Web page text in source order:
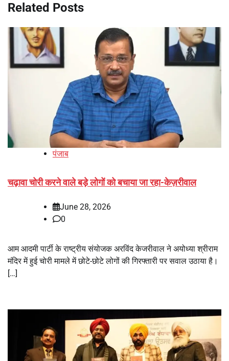
Related Posts
पंजाब
चढ़ावा चोरी करने वाले बड़े लोगों को बचाया जा रहा-केज़रीवाल
June 28, 2026
0
आम आदमी पार्टी के राष्ट्रीय संयोजक अरविंद केजरीवाल ने अयोध्या श्रीराम
मंदिर में हुई चोरी मामले में छोटे-छोटे लोगों की गिरफ्तारी पर सवाल उठाया है।
[…]